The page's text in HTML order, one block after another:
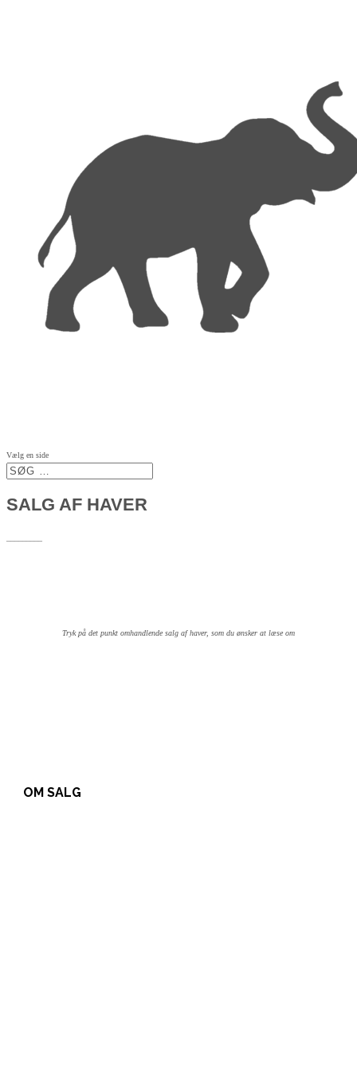
Vælg en side
SALG AF HAVER
Tryk på det punkt omhandlende salg af haver, som du ønsker at læse om
OM SALG